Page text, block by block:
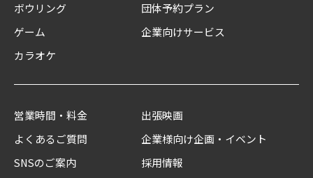
ボウリング
ゲーム
カラオケ
団体予約プラン
企業向けサービス
営業時間・料金
よくあるご質問
SNSのご案内
出張映画
企業様向け企画・イベント
採用情報